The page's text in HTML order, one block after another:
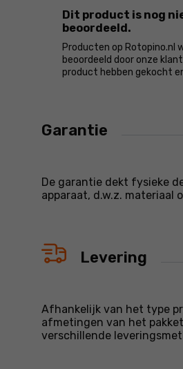
Dit product is nog
beoordeeld.
Producten op Rotopino.nl
beoordeeld door onze
product hebben gekocht
Garantie
De garantie dekt fysieke
apparaat, d.w.z. materiaal
Levering
Afhankelijk van het type
afmetingen van het
verschillende